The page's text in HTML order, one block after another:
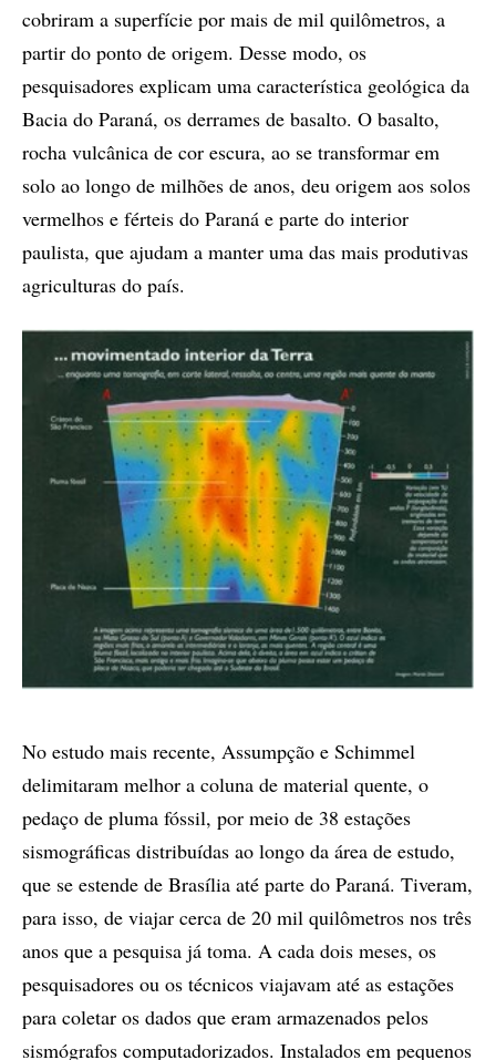
cobriram a superfície por mais de mil quilômetros, a
partir do ponto de origem. Desse modo, os
pesquisadores explicam uma característica geológica da
Bacia do Paraná, os derrames de basalto. O basalto,
rocha vulcânica de cor escura, ao se transformar em
solo ao longo de milhões de anos, deu origem aos solos
vermelhos e férteis do Paraná e parte do interior
paulista, que ajudam a manter uma das mais produtivas
agriculturas do país.
No estudo mais recente, Assumpção e Schimmel
delimitaram melhor a coluna de material quente, o
pedaço de pluma fóssil, por meio de 38 estações
sismográficas distribuídas ao longo da área de estudo,
que se estende de Brasília até parte do Paraná. Tiveram,
para isso, de viajar cerca de 20 mil quilômetros nos três
anos que a pesquisa já toma. A cada dois meses, os
pesquisadores ou os técnicos viajavam até as estações
para coletar os dados que eram armazenados pelos
sismógrafos computadorizados. Instalados em pequenos